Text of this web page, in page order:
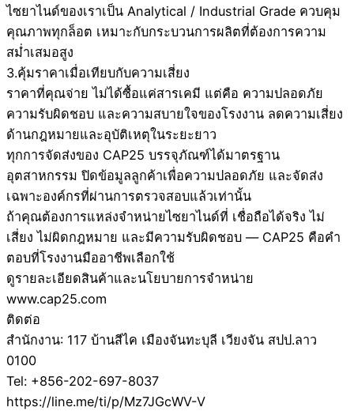
ไซยาไนด์ของเราเป็น Analytical / Industrial Grade ควบคุม
คุณภาพทุกล็อต เหมาะกับกระบวนการผลิตที่ต้องการความ
สม่ำเสมอสูง
3.คุ้มราคาเมื่อเทียบกับความเสี่ยง
ราคาที่คุณจ่าย ไม่ได้ซื้อแค่สารเคมี แต่คือ ความปลอดภัย
ความรับผิดชอบ และความสบายใจของโรงงาน ลดความเสี่ยง
ด้านกฎหมายและอุบัติเหตุในระยะยาว
ทุกการจัดส่งของ CAP25 บรรจุภัณฑ์ได้มาตรฐาน
อุตสาหกรรม ปิดข้อมูลลูกค้าเพื่อความปลอดภัย และจัดส่ง
เฉพาะองค์กรที่ผ่านการตรวจสอบแล้วเท่านั้น
ถ้าคุณต้องการแหล่งจำหน่ายไซยาไนด์ที่ เชื่อถือได้จริง ไม่
เสี่ยง ไม่ผิดกฎหมาย และมีความรับผิดชอบ — CAP25 คือคำ
ตอบที่โรงงานมืออาชีพเลือกใช้
ดูรายละเอียดสินค้าและนโยบายการจำหน่าย
www.cap25.com
ติดต่อ
สำนักงาน: 117 บ้านสีไค เมืองจันทะบุลี เวียงจัน สปป.ลาว
0100
Tel: +856-202-697-8037
https://line.me/ti/p/Mz7JGcWV-V